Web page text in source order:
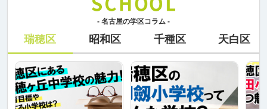
- 名古屋の学区コラム -
瑞穂区 昭和区 千種区 天白区